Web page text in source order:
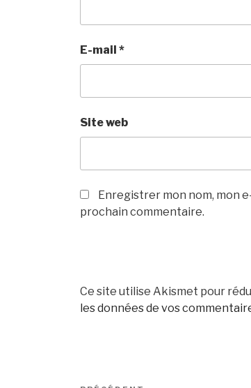
E-mail*
Site web
Enregistrer mon nom, mon
prochain commentaire.
Ce site utilise Akismet pour
les données de vos